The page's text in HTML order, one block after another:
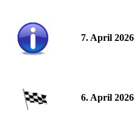
7. April 2026
6. April 2026